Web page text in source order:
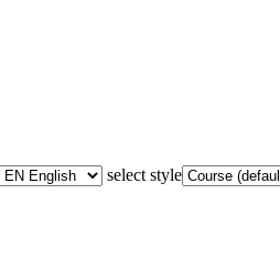
select style